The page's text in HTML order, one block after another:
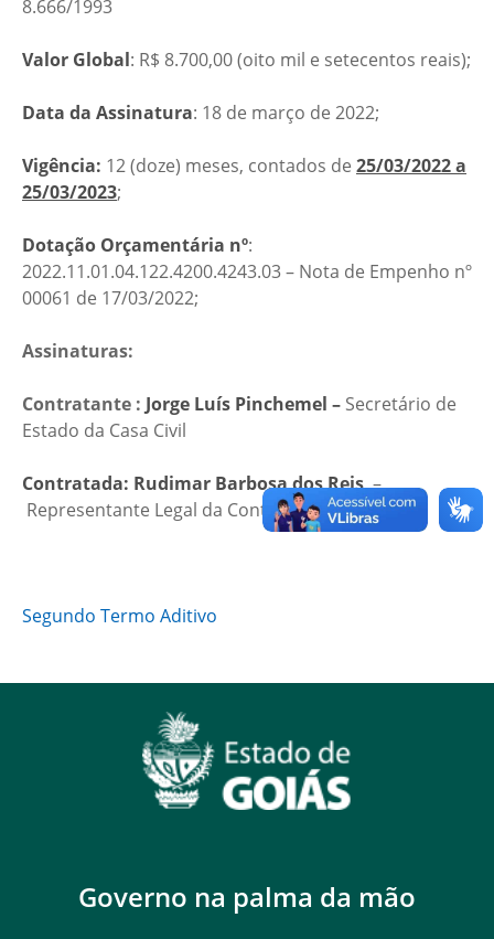
8.666/1993
Valor Global: R$ 8.700,00 (oito mil e setecentos reais);
Data da Assinatura: 18 de março de 2022;
Vigência: 12 (doze) meses, contados de 25/03/2022 a
25/03/2023;
Dotação Orçamentária nº:
2022.11.01.04.122.4200.4243.03 – Nota de Empenho nº
00061 de 17/03/2022;
Assinaturas:
Contratante : Jorge Luís Pinchemel​ – Secretário de
Estado da Casa Civil
Contratada: Rudimar Barbosa dos Reis​–
Representante Legal da Contratada
Segundo Termo Aditivo
Governo na palma da mão